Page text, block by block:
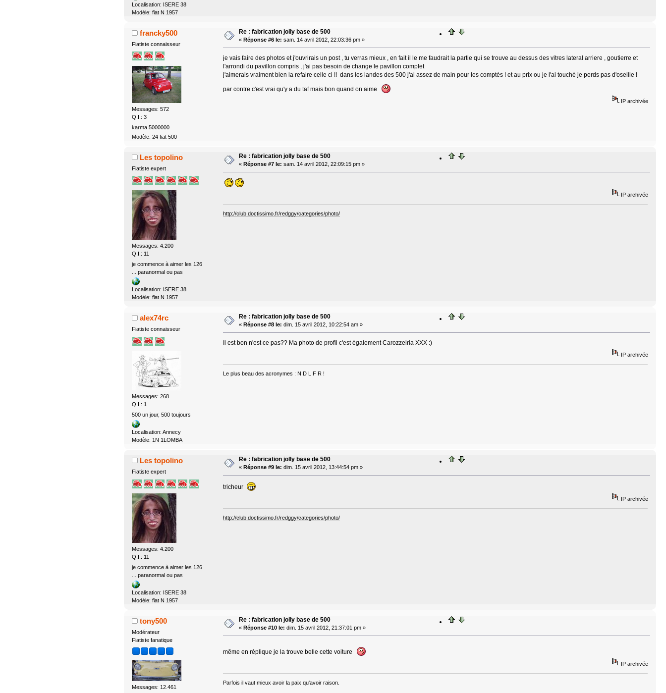
Localisation: ISERE 38
Modèle: fiat N 1957
francky500
Fiatiste connaisseur
Messages: 572
Q.I.: 3
karma 5000000
Modèle: 24 fiat 500
Re : fabrication jolly base de 500
« Réponse #6 le: sam. 14 avril 2012, 22:03:36 pm »
je vais faire des photos et j'ouvrirais un post , tu verras mieux , en fait il le me faudrait la partie qui se trouve au dessus des vitres lateral arriere , goutierre et
l'arrondi du pavillon compris , j'ai pas besoin de change le pavillon complet
j'aimerais vraiment bien la refaire celle ci !! dans les landes des 500 j'ai assez de main pour les comptés ! et au prix ou je l'ai touché je perds pas d'oseille !
par contre c'est vrai qu'y a du taf mais bon quand on aime
IP archivée
Les topolino
Fiatiste expert
Messages: 4.200
Q.I.: 11
je commence à aimer les 126
....paranormal ou pas
Localisation: ISERE 38
Modèle: fiat N 1957
Re : fabrication jolly base de 500
« Réponse #7 le: sam. 14 avril 2012, 22:09:15 pm »
IP archivée
http://club.doctissimo.fr/redggy/categories/photo/
alex74rc
Fiatiste connaisseur
Messages: 268
Q.I.: 1
500 un jour, 500 toujours
Localisation: Annecy
Modèle: 1N 1LOMBA
Re : fabrication jolly base de 500
« Réponse #8 le: dim. 15 avril 2012, 10:22:54 am »
Il est bon n'est ce pas?? Ma photo de profil c'est également Carozzeiria XXX :)
IP archivée
Le plus beau des acronymes : N D L F R !
Les topolino
Fiatiste expert
Messages: 4.200
Q.I.: 11
je commence à aimer les 126
....paranormal ou pas
Localisation: ISERE 38
Modèle: fiat N 1957
Re : fabrication jolly base de 500
« Réponse #9 le: dim. 15 avril 2012, 13:44:54 pm »
tricheur
IP archivée
http://club.doctissimo.fr/redggy/categories/photo/
tony500
Modérateur
Fiatiste fanatique
Messages: 12.461
Re : fabrication jolly base de 500
« Réponse #10 le: dim. 15 avril 2012, 21:37:01 pm »
même en réplique je la trouve belle cette voiture
IP archivée
Parfois il vaut mieux avoir la paix qu'avoir raison.